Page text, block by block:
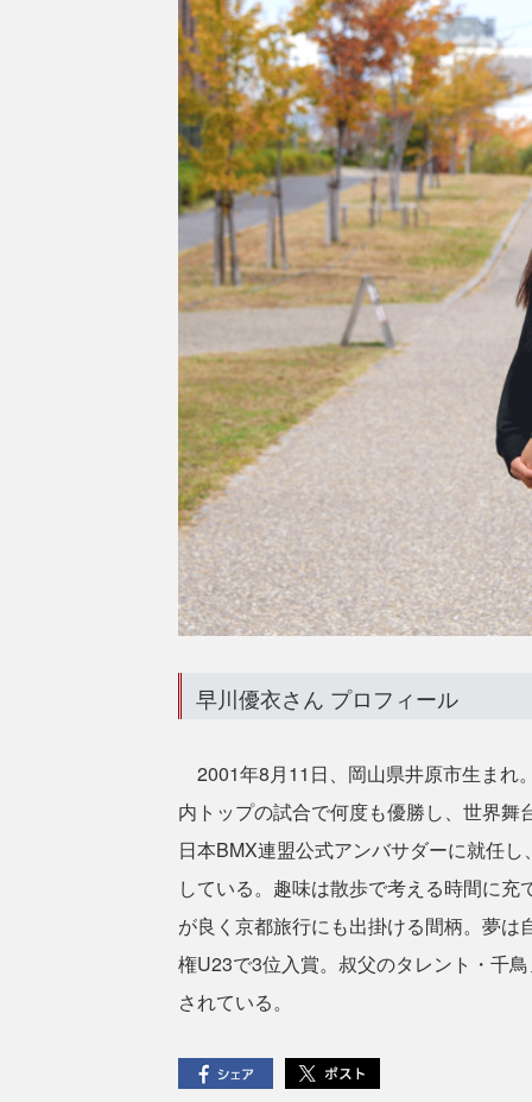
早川優衣さん プロフィール
2001年8月11日、岡山県井原市生まれ
内トップの試合で何度も優勝し、世界
日本BMX連盟公式アンバサダーに就任
している。趣味は散歩で考える時間に
が良く京都旅行にも出掛ける間柄。夢
権U23で3位入賞。叔父のタレント・千
されている。